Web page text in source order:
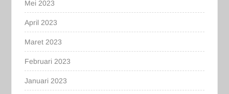
Mei 2023
April 2023
Maret 2023
Februari 2023
Januari 2023